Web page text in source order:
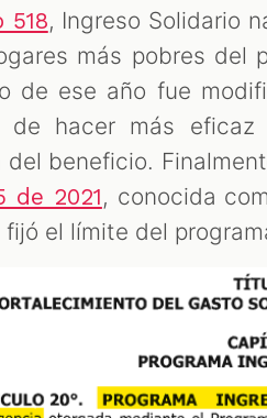
518, Ingreso Solidario
más pobres del
de ese año fue
hacer más eficaz
del beneficio.
de 2021, conocida
el límite del